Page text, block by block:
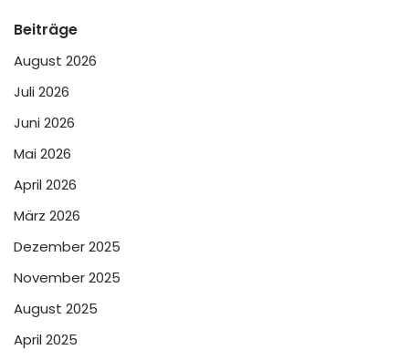
Beiträge
August 2026
Juli 2026
Juni 2026
Mai 2026
April 2026
März 2026
Dezember 2025
November 2025
August 2025
April 2025